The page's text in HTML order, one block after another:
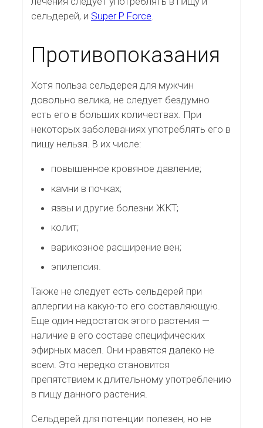
сельдерей, и Super P Force
Противопоказания
Хотя польза сельдерея для мужчин
довольно велика, не следует бездумно
есть его в больших количествах. При
некоторых заболеваниях употреблять его в
пищу нельзя. В их числе:
повышенное кровяное давление;
камни в почках;
язвы и другие болезни ЖКТ;
колит;
варикозное расширение вен;
эпилепсия.
Также не следует есть сельдерей при
аллергии на какую-то его составляющую.
Еще один недостаток этого растения —
наличие в его составе специфических
эфирных масел. Они нравятся далеко не
всем. Это нередко становится
препятствием к длительному употреблению
в пищу данного растения.
Сельдерей для потенции полезен, но не